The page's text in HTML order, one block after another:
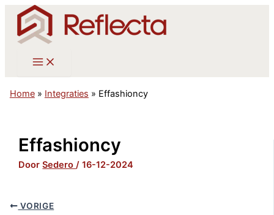
inhoud
Home» Integraties » Effashioncy
Effashioncy
DoorSedero/16-12-2024
VORIGE